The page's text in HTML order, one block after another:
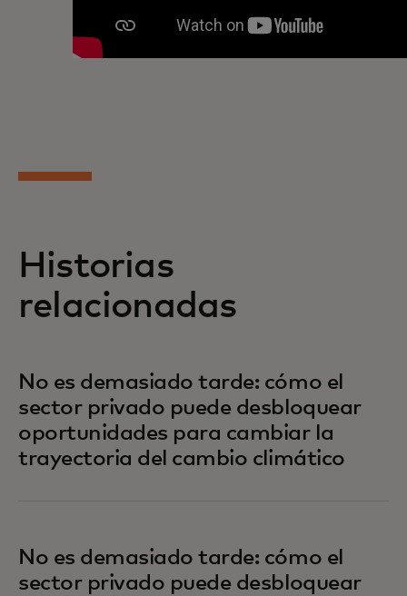
Historias
relacionadas
No es demasiado tarde: cómo el
sector privado puede desbloquear
oportunidades para cambiar la
trayectoria del cambio climático
No es demasiado tarde: cómo el
sector privado puede desbloquear